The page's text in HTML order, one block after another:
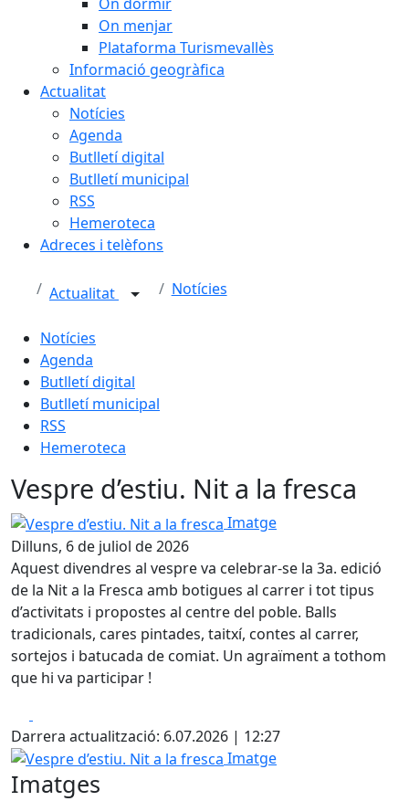
On menjar
Plataforma Turismevallès
Informació geogràfica
Actualitat
Notícies
Agenda
Butlletí digital
Butlletí municipal
RSS
Hemeroteca
Adreces i telèfons
Actualitat Notícies
Notícies
Agenda
Butlletí digital
Butlletí municipal
RSS
Hemeroteca
Vespre d’estiu. Nit a la fresca
Vespre d’estiu. Nit a la fresca
Imatge
Dilluns, 6 de juliol de 2026
Aquest divendres al vespre va celebrar-se la 3a. edició
de la Nit a la Fresca amb botigues al carrer i tot tipus
d’activitats i propostes al centre del poble. Balls
tradicionals, cares pintades, taitxí, contes al carrer,
sortejos i batucada de comiat. Un agraïment a tothom
que hi va participar !
Darrera actualització: 6.07.2026 | 12:27
Vespre d’estiu. Nit a la fresca
Imatge
Imatges